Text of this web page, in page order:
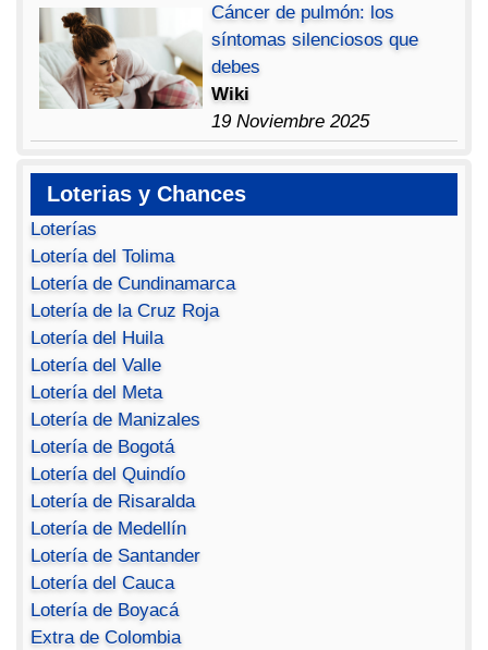
Cáncer de pulmón: los
síntomas silenciosos que
debes
Wiki
19 Noviembre 2025
Loterias y Chances
Loterías
Lotería del Tolima
Lotería de Cundinamarca
Lotería de la Cruz Roja
Lotería del Huila
Lotería del Valle
Lotería del Meta
Lotería de Manizales
Lotería de Bogotá
Lotería del Quindío
Lotería de Risaralda
Lotería de Medellín
Lotería de Santander
Lotería del Cauca
Lotería de Boyacá
Extra de Colombia